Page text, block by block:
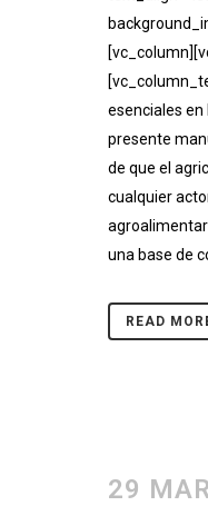
esenciales en
presente
de que el
cualquier
una base de
READ
29